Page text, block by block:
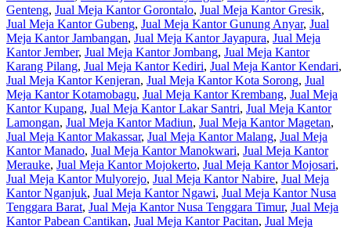
Genteng, Jual Meja Kantor Gorontalo, Jual Meja Kantor Gresik,
Jual Meja Kantor Gubeng, Jual Meja Kantor Gunung Anyar, Jual
Meja Kantor Jambangan, Jual Meja Kantor Jayapura, Jual Meja
Kantor Jember, Jual Meja Kantor Jombang, Jual Meja Kantor
Karang Pilang, Jual Meja Kantor Kediri, Jual Meja Kantor Kendari,
Jual Meja Kantor Kenjeran, Jual Meja Kantor Kota Sorong, Jual
Meja Kantor Kotamobagu, Jual Meja Kantor Krembang, Jual Meja
Kantor Kupang, Jual Meja Kantor Lakar Santri, Jual Meja Kantor
Lamongan, Jual Meja Kantor Madiun, Jual Meja Kantor Magetan,
Jual Meja Kantor Makassar, Jual Meja Kantor Malang, Jual Meja
Kantor Manado, Jual Meja Kantor Manokwari, Jual Meja Kantor
Merauke, Jual Meja Kantor Mojokerto, Jual Meja Kantor Mojosari,
Jual Meja Kantor Mulyorejo, Jual Meja Kantor Nabire, Jual Meja
Kantor Nganjuk, Jual Meja Kantor Ngawi, Jual Meja Kantor Nusa
Tenggara Barat, Jual Meja Kantor Nusa Tenggara Timur, Jual Meja
Kantor Pabean Cantikan, Jual Meja Kantor Pacitan, Jual Meja